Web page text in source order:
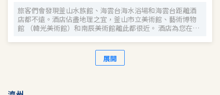
旅客們會發現釜山水族館、海雲台海水浴場和海雲台距離酒
店都不遠。酒店佔盡地理之宜，釜山市立美術館、藝術博物
館 （韓光美術館）和南辰美術館離此都很近。 酒店為您在客
水，以滿足您的飲水需求。倘若您在忙碌的一天後想在自己
的客房內放鬆，提供拖鞋和吹風機的客房浴室是不錯的選
展開